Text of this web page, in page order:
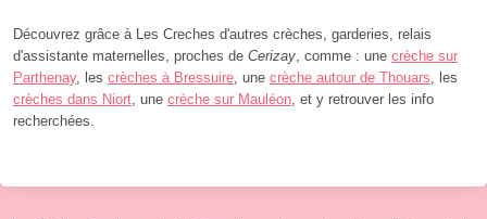
Découvrez grâce à Les Creches d'autres crèches, garderies, relais
d'assistante maternelles, proches de Cerizay, comme : une crèche sur
Parthenay, les crèches à Bressuire, une crèche autour de Thouars, les
crèches dans Niort, une crèche sur Mauléon, et y retrouver les info
recherchées.